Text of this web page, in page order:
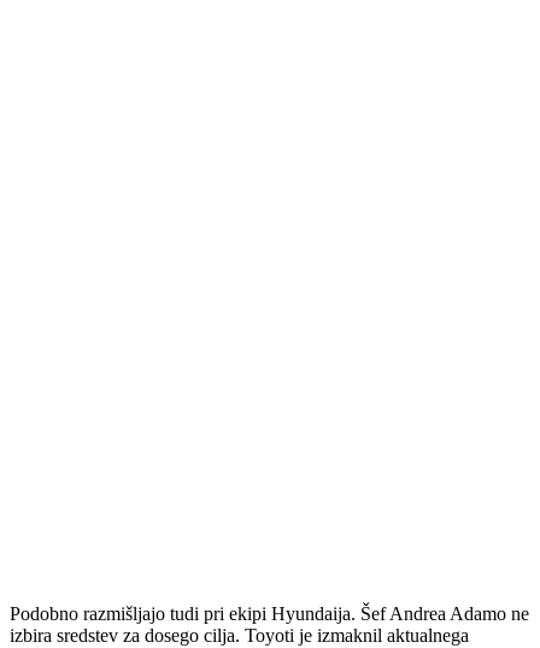
Podobno razmišljajo tudi pri ekipi Hyundaija. Šef Andrea Adamo ne
izbira sredstev za dosego cilja. Toyoti je izmaknil aktualnega